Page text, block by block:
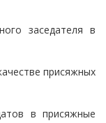
заседателя в
присяжных
в присяжные